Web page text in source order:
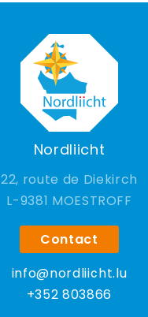
Nordliicht
22, route de Diekirch
9381 MOESTROFF
Contact
info@nordliicht.lu
+352 803866